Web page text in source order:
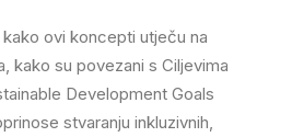
ovi koncepti utječu na
kako su povezani s Ciljevima
Development Goals
stvaranju inkluzivnih,